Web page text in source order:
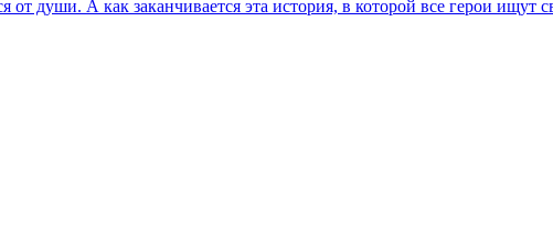
души. А как заканчивается эта история, в которой все герои ищут